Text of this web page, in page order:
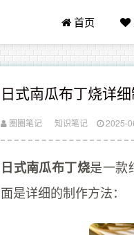
首页
日式南瓜布丁烧详
圈圈笔记 知识笔记 2025-
日式南瓜布丁烧是一款
面是详细的制作方法：